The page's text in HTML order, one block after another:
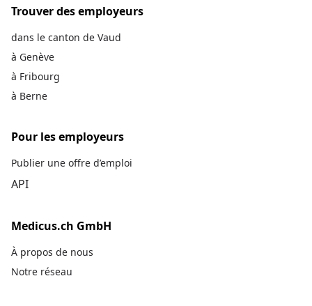
Trouver des employeurs
dans le canton de Vaud
à Genève
à Fribourg
à Berne
Pour les employeurs
Publier une offre d’emploi
API
Medicus.ch GmbH
À propos de nous
Notre réseau